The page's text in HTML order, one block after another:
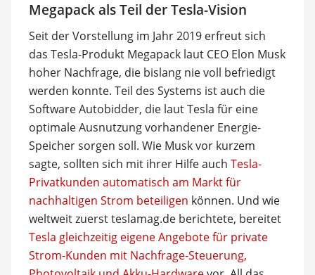
Megapack als Teil der Tesla-Vision
Seit der Vorstellung im Jahr 2019 erfreut sich
das Tesla-Produkt Megapack laut CEO Elon Musk
hoher Nachfrage, die bislang nie voll befriedigt
werden konnte. Teil des Systems ist auch die
Software Autobidder, die laut Tesla für eine
optimale Ausnutzung vorhandener Energie-
Speicher sorgen soll. Wie Musk vor kurzem
sagte, sollten sich mit ihrer Hilfe auch Tesla-
Privatkunden automatisch am Markt für
nachhaltigen Strom beteiligen können. Und wie
weltweit zuerst teslamag.de berichtete, bereitet
Tesla gleichzeitig eigene Angebote für private
Strom-Kunden mit Nachfrage-Steuerung,